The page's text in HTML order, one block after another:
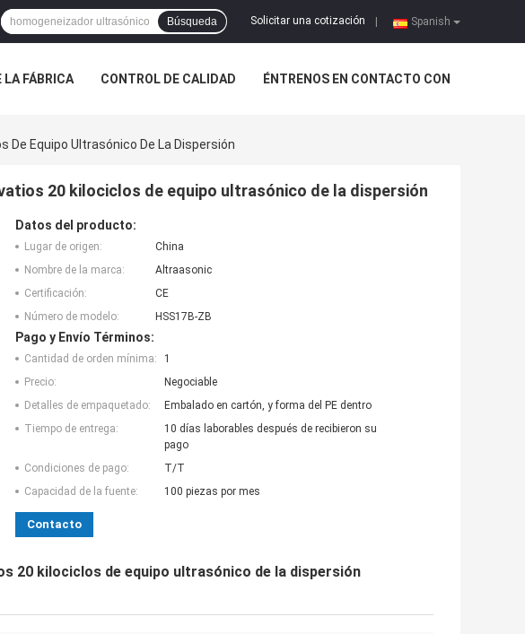
Spanish
Solicitar una cotización
Búsqueda
LA FÁBRICA CONTROL DE CALIDAD ÉNTRENOS EN CONTACTO CON
De Equipo Ultrasónico De La Dispersión
20 kilociclos de equipo ultrasónico de la dispersión
Datos del producto:
Lugar de origen:
China
Nombre de la marca:
Altraasonic
Certificación:
CE
Número de modelo:
HSS17B-ZB
Pago y Envío Términos:
Cantidad de orden mínima:
1
Precio:
Negociable
Detalles de empaquetado:
Embalado en cartón, y forma del PE dentro
Tiempo de entrega:
10 días laborables después de recibieron su
pago
Condiciones de pago:
T/T
Capacidad de la fuente:
100 piezas por mes
Contacto
20 kilociclos de equipo ultrasónico de la dispersión